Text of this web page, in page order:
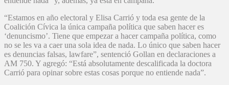
“Estamos en año electoral y Elisa Carrió y toda esa gente de la
Coalición Cívica la única campaña política que saben hacer es
‘denuncismo’. Tiene que empezar a hacer campaña política, como
no se les va a caer una sola idea de nada. Lo único que saben hacer
es denuncias falsas, lawfare”, sentenció Gollan en declaraciones a
AM 750. Y agregó: “Está absolutamente descalificada la doctora
Carrió para opinar sobre estas cosas porque no entiende nada”.